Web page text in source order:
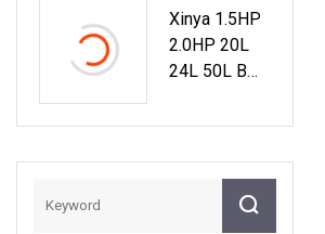
Y Tanque De
Aire Y Filtros,
Precio De
La Bomba
Del
Soplador)
185 Cfm
Para Martillo
Neumático
Xinya 1.5HP
2.0HP 20L
24L 50L Bm
48mm Precio
Compresor
De Aire De